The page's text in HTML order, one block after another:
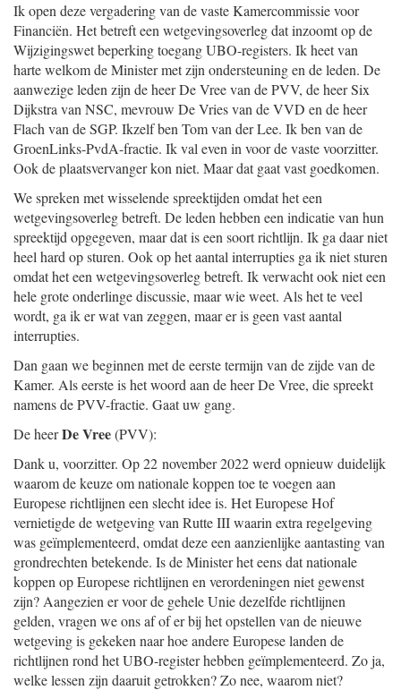
Ik open deze vergadering van de vaste Kamercommissie voor
Financiën. Het betreft een wetgevingsoverleg dat inzoomt op de
Wijzigingswet beperking toegang UBO-registers. Ik heet van
harte welkom de Minister met zijn ondersteuning en de leden. De
aanwezige leden zijn de heer De Vree van de PVV, de heer Six
Dijkstra van NSC, mevrouw De Vries van de VVD en de heer
Flach van de SGP. Ikzelf ben Tom van der Lee. Ik ben van de
GroenLinks-PvdA-fractie. Ik val even in voor de vaste voorzitter.
Ook de plaatsvervanger kon niet. Maar dat gaat vast goedkomen.
We spreken met wisselende spreektijden omdat het een
wetgevingsoverleg betreft. De leden hebben een indicatie van hun
spreektijd opgegeven, maar dat is een soort richtlijn. Ik ga daar niet
heel hard op sturen. Ook op het aantal interrupties ga ik niet sturen
omdat het een wetgevingsoverleg betreft. Ik verwacht ook niet een
hele grote onderlinge discussie, maar wie weet. Als het te veel
wordt, ga ik er wat van zeggen, maar er is geen vast aantal
interrupties.
Dan gaan we beginnen met de eerste termijn van de zijde van de
Kamer. Als eerste is het woord aan de heer De Vree, die spreekt
namens de PVV-fractie. Gaat uw gang.
De heerDe Vree(PVV):
Dank u, voorzitter. Op 22 november 2022 werd opnieuw duidelijk
waarom de keuze om nationale koppen toe te voegen aan
Europese richtlijnen een slecht idee is. Het Europese Hof
vernietigde de wetgeving van Rutte III waarin extra regelgeving
was geïmplementeerd, omdat deze een aanzienlijke aantasting van
grondrechten betekende. Is de Minister het eens dat nationale
koppen op Europese richtlijnen en verordeningen niet gewenst
zijn? Aangezien er voor de gehele Unie dezelfde richtlijnen
gelden, vragen we ons af of er bij het opstellen van de nieuwe
wetgeving is gekeken naar hoe andere Europese landen de
richtlijnen rond het UBO-register hebben geïmplementeerd. Zo ja,
welke lessen zijn daaruit getrokken? Zo nee, waarom niet?